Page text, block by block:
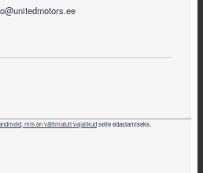
mis on vältimatult vajalikudselle edastamiseks.